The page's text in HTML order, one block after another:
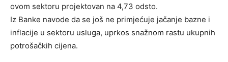
ovom sektoru projektovan na 4,73 odsto.
Iz Banke navode da se još ne primjećuje jačanje bazne i
inflacije u sektoru usluga, uprkos snažnom rastu ukupnih
potrošačkih cijena.